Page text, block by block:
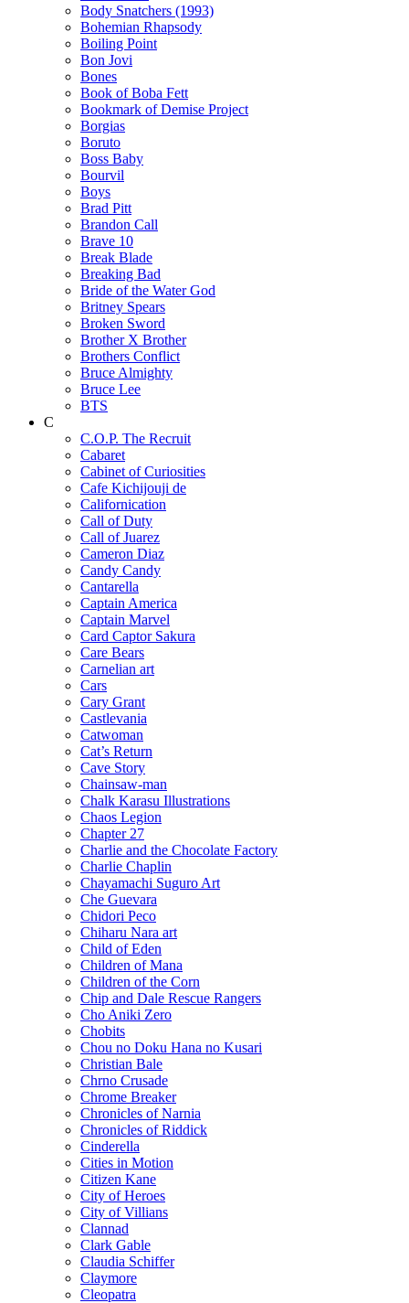
Body Snatchers (1993)
Bohemian Rhapsody
Boiling Point
Bon Jovi
Bones
Book of Boba Fett
Bookmark of Demise Project
Borgias
Boruto
Boss Baby
Bourvil
Boys
Brad Pitt
Brandon Call
Brave 10
Break Blade
Breaking Bad
Bride of the Water God
Britney Spears
Broken Sword
Brother X Brother
Brothers Conflict
Bruce Almighty
Bruce Lee
BTS
C
C.O.P. The Recruit
Cabaret
Cabinet of Curiosities
Cafe Kichijouji de
Californication
Call of Duty
Call of Juarez
Cameron Diaz
Candy Candy
Cantarella
Captain America
Captain Marvel
Card Captor Sakura
Care Bears
Carnelian art
Cars
Cary Grant
Castlevania
Catwoman
Cat’s Return
Cave Story
Chainsaw-man
Chalk Karasu Illustrations
Chaos Legion
Chapter 27
Charlie and the Chocolate Factory
Charlie Chaplin
Chayamachi Suguro Art
Che Guevara
Chidori Peco
Chiharu Nara art
Child of Eden
Children of Mana
Children of the Corn
Chip and Dale Rescue Rangers
Cho Aniki Zero
Chobits
Chou no Doku Hana no Kusari
Christian Bale
Chrno Crusade
Chrome Breaker
Chronicles of Narnia
Chronicles of Riddick
Cinderella
Cities in Motion
Citizen Kane
City of Heroes
City of Villians
Clannad
Clark Gable
Claudia Schiffer
Claymore
Cleopatra